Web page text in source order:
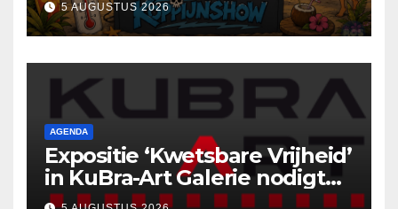
5 AUGUSTUS 2026
AGENDA
Expositie ‘Kwetsbare Vrijheid’
in KuBra-Art Galerie nodigt
uit tot ontmoeting en